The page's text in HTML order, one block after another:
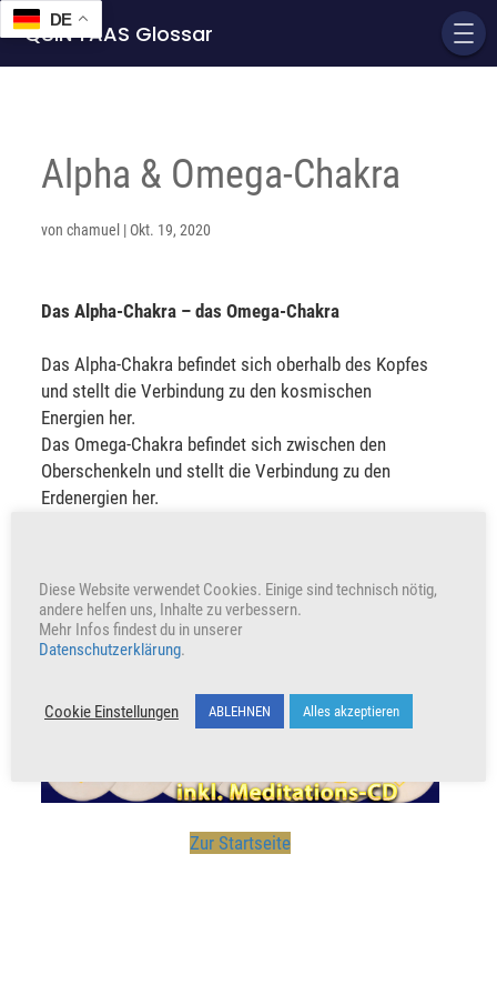
QUIN'TAAS Glossar
Alpha & Omega-Chakra
vonchamuel | Okt. 19, 2020
Das Alpha-Chakra – das Omega-Chakra
Das Alpha-Chakra befindet sich oberhalb des Kopfes
und stellt die Verbindung zu den kosmischen
Energien her.
Das Omega-Chakra befindet sich zwischen den
Oberschenkeln und stellt die Verbindung zu den
Erdenergien her.
Unterstütze unser Wirken indem du den Beitrag teilst
Zur Startseite
Diese Website verwendet Cookies. Einige sind technisch nötig,
andere helfen uns, Inhalte zu verbessern.
Mehr Infos findest du in unserer
Datenschutzerklärung.
Cookie Einstellungen ABLEHNEN Alles akzeptieren
DE